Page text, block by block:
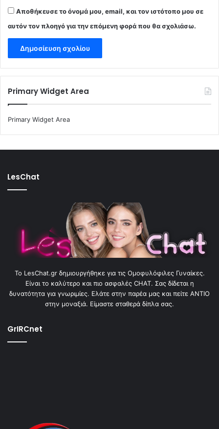
Αποθήκευσε το όνομά μου, email, και τον ιστότοπο μου σε
αυτόν τον πλοηγό για την επόμενη φορά που θα σχολιάσω.
Primary Widget Area
Primary Widget Area
LesChat
To LesChat.gr δημιουργήθηκε για τις Ομοφυλόφιλες Γυναίκες.
Είναι το καλύτερο και πιο ασφαλές CHAT. Σας δίδεται η
δυνατότητα για γνωριμίες. Ελάτε στην παρέα μας και πείτε ΑΝΤΙΟ
στην μοναξιά. Είμαστε σταθερά δίπλα σας.
GrIRCnet